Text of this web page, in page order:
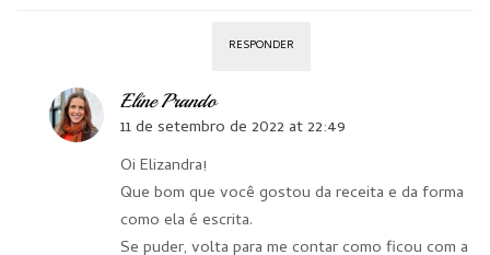
RESPONDER
Eline Prando
11 de setembro de 2022 at 22:49
Oi Elizandra!
Que bom que você gostou da receita e da forma
como ela é escrita.
Se puder, volta para me contar como ficou com a